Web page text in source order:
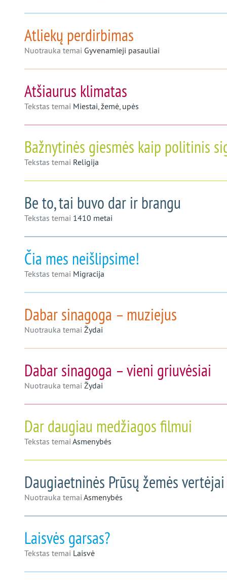
Atliekų perdirbimas
Nuotrauka temai Gyvenamieji pasauliai
Atšiaurus klimatas
Tekstas temai Miestai, žemė, upės
Bažnytinės giesmės kaip politinis
Tekstas temai Religija
Be to, tai buvo dar ir brangu
Tekstas temai 1410 metai
Čia mes neišlipsime!
Tekstas temai Migracija
Dabar sinagoga – muziejus
Nuotrauka temai Žydai
Dabar sinagoga – vieni griuvėsiai
Nuotrauka temai Žydai
Dar daugiau medžiagos filmui
Tekstas temai Asmenybės
Daugiaetninės Prūsų žemės vertėjai
Nuotrauka temai Asmenybės
Laisvės garsas?
Tekstas temai Laisvė